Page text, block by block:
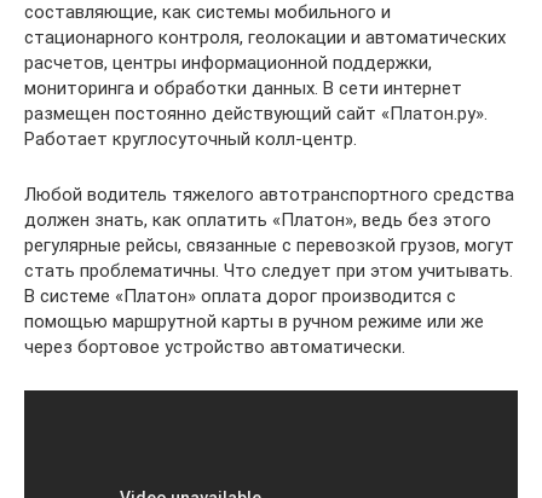
составляющие, как системы мобильного и
стационарного контроля, геолокации и автоматических
расчетов, центры информационной поддержки,
мониторинга и обработки данных. В сети интернет
размещен постоянно действующий сайт «Платон.ру».
Работает круглосуточный колл-центр.
Любой водитель тяжелого автотранспортного средства
должен знать, как оплатить «Платон», ведь без этого
регулярные рейсы, связанные с перевозкой грузов, могут
стать проблематичны. Что следует при этом учитывать.
В системе «Платон» оплата дорог производится с
помощью маршрутной карты в ручном режиме или же
через бортовое устройство автоматически.